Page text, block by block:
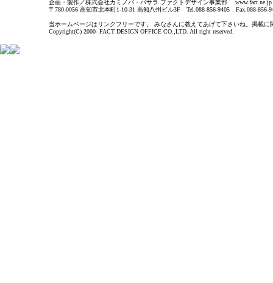
企画・製作／株式会社カミノバ・バサラ ファクトデザイン事業部 www.fact.ne.jp
〒780-0056 高知市北本町1-10-31 高知八州ビル3F Tel.088-856-9405 Fax.088-856-
当ホームページはリンクフリーです。 みなさんに教えてあげて下さいね。掲載
Copyright(C) 2000- FACT DESIGN OFFICE CO.,LTD. All right reserved.